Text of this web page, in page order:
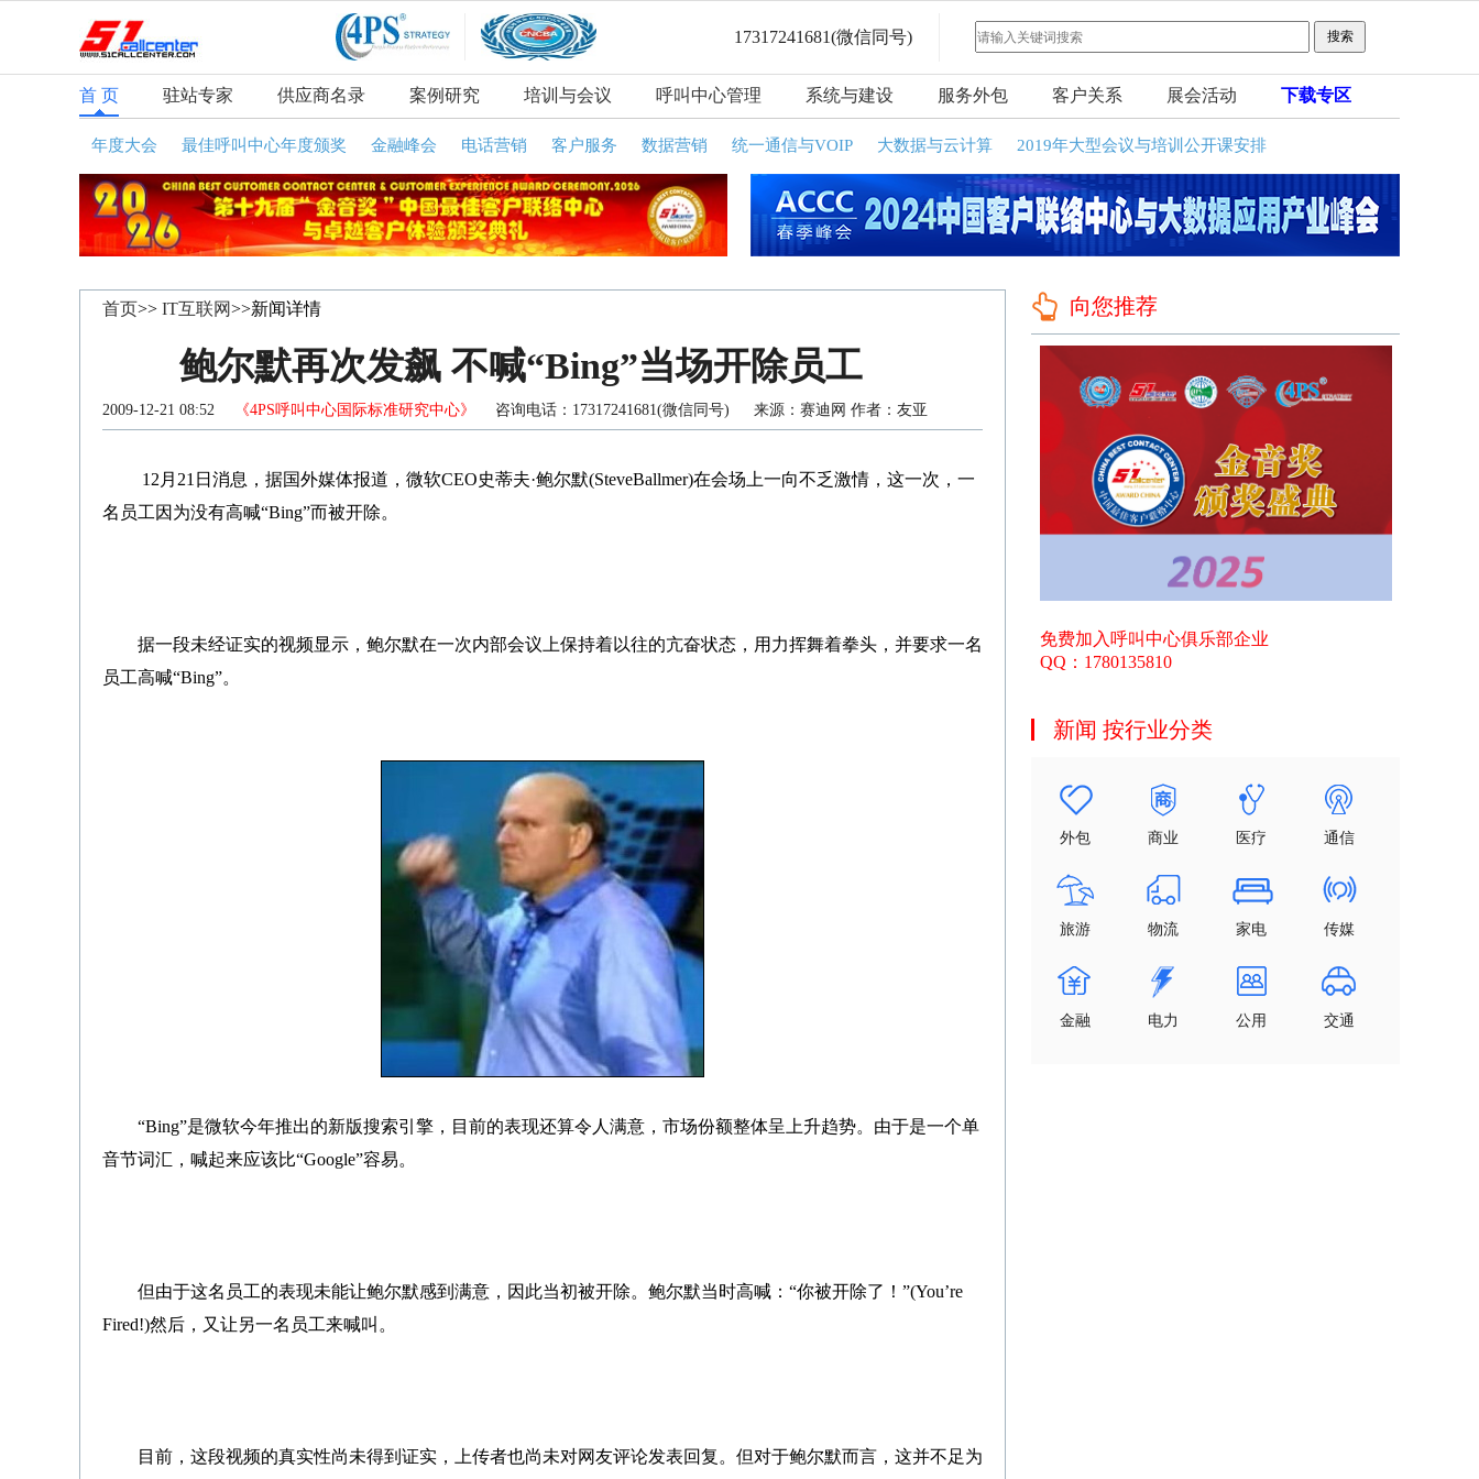
17317241681(微信同号)
首 页 驻站专家 供应商名录 案例研究 培训与会议 呼叫中心管理 系统与建设 服务外包 客户关系 展会活动 下载专区
年度大会 最佳呼叫中心年度颁奖 金融峰会 电话营销 客户服务 数据营销 统一通信与VOIP 大数据与云计算 2019年大型会议与培训公开课安排
首页>> IT互联网>>新闻详情
鲍尔默再次发飙 不喊“Bing”当场开除员工
2009-12-21 08:52 《4PS呼叫中心国际标准研究中心》 咨询电话：17317241681(微信同号) 来源：赛迪网 作者：友亚
12月21日消息，据国外媒体报道，微软CEO史蒂夫·鲍尔默(SteveBallmer)在会场上一向不乏激情，这一次，一
名员工因为没有高喊“Bing”而被开除。
据一段未经证实的视频显示，鲍尔默在一次内部会议上保持着以往的亢奋状态，用力挥舞着拳头，并要求一名
员工高喊“Bing”。
“Bing”是微软今年推出的新版搜索引擎，目前的表现还算令人满意，市场份额整体呈上升趋势。由于是一个单
音节词汇，喊起来应该比“Google”容易。
但由于这名员工的表现未能让鲍尔默感到满意，因此当初被开除。鲍尔默当时高喊：“你被开除了！”(You’re
Fired!)然后，又让另一名员工来喊叫。
目前，这段视频的真实性尚未得到证实，上传者也尚未对网友评论发表回复。但对于鲍尔默而言，这并不足为
向您推荐
免费加入呼叫中心俱乐部企业
QQ：1780135810
新闻 按行业分类
外包 商业 医疗 通信
旅游 物流 家电 传媒
金融 电力 公用 交通